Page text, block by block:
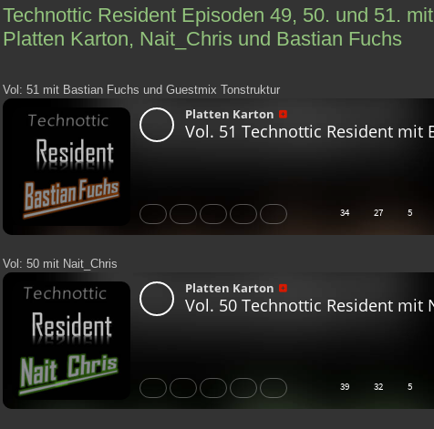
Technottic Resident Episoden 49, 50. und 51. mit
Platten Karton, Nait_Chris und Bastian Fuchs
Vol: 51 mit Bastian Fuchs und Guestmix Tonstruktur
Vol: 50 mit Nait_Chris